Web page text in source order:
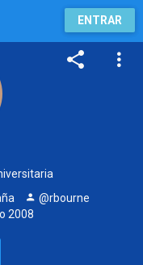
ENTRAR
@rbourne
2008